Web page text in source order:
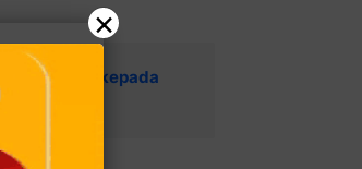
Bantuan kepada
×